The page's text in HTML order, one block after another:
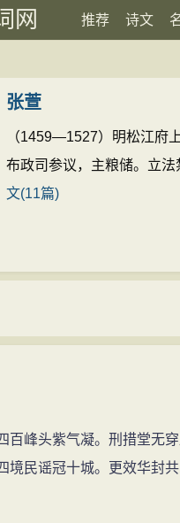
网 推荐 诗文
张萱
（1459—1527）明松江府
布政司参议，主粮储。立
文(11篇)
百峰头紫气凝。刑措堂无
境民谣冠十城。更效华封